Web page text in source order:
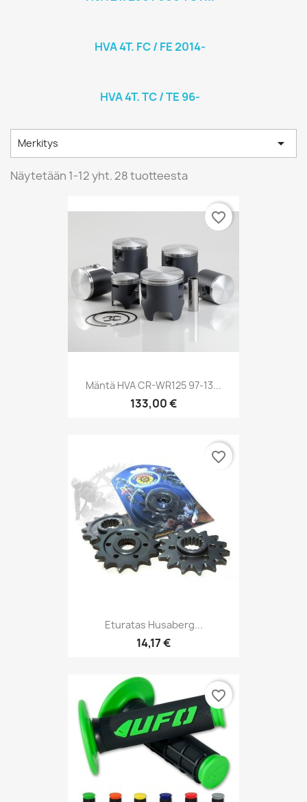
HVA 4T. FC / FE 2014-
HVA 4T. TC / TE 96-
Merkitys 
Näytetään 1-12 yht. 28 tuotteesta
Mäntä HVA CR-WR125 97-13...
133,00 €
favorite_border
Eturatas Husaberg...
14,17 €
favorite_border
favorite_border